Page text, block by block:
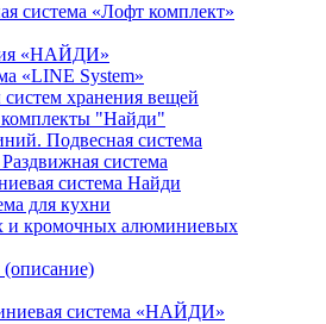
система «Лофт комплект»
«НАЙДИ»
«LINE System»
хранения вещей
"Найди"
Подвесная система
система
система Найди
для кухни
и кромочных алюминиевых
система «НАЙДИ»